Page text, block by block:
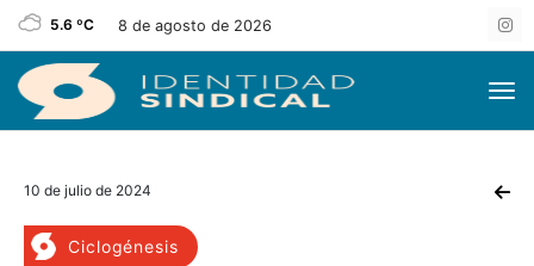
5.6 ºC 8 de agosto de 2026
10 de julio de 2024
Ciclogénesis